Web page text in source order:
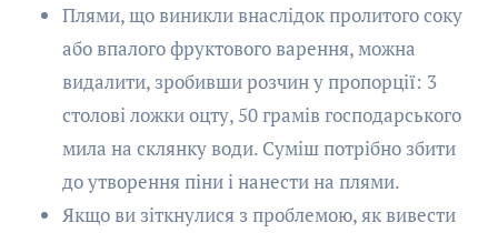
Плями, що виникли внаслідок пролитого соку
або впалого фруктового варення, можна
видалити, зробивши розчин у пропорції: 3
столові ложки оцту, 50 грамів господарського
мила на склянку води. Суміш потрібно збити
до утворення піни і нанести на плями.
Якщо ви зіткнулися з проблемою, як вивести